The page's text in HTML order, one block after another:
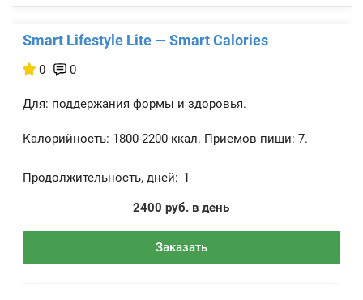
Smart Lifestyle Lite — Smart Calories
0 0
Для: поддержания формы и здоровья.
Калорийность: 1800-2200 ккал. Приемов пищи: 7.
Продолжительность, дней: 1
2400 руб. в день
Заказать